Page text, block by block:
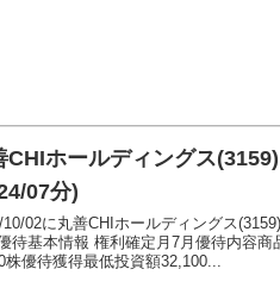
CHIホールディングス
07分)
10/02に丸善CHIホールディングス
待基本情報 権利確定月7月優待内容
株優待獲得最低投資額32,100...